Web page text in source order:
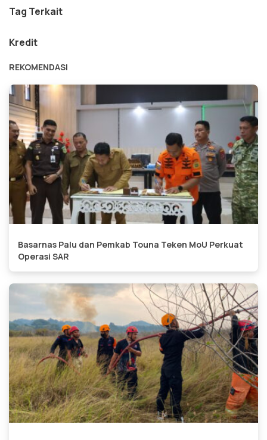
Tag Terkait
Kredit
REKOMENDASI
Basarnas Palu dan Pemkab Touna Teken MoU Perkuat
Operasi SAR